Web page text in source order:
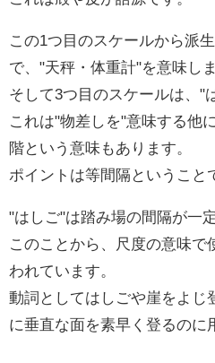
この1つ目のスケールから派
で、"天秤・体重計"を意味しま
そして3つ目のスケールは、"
これは"物差しを"意味する他
階という意味もあります。
ポイントは等間隔ということ
"はしご"は踏み場の間隔が一定
このことから、尺度の意味
われています。
動詞としてはしごや崖をよじ
に垂直な面を素早く登るのに